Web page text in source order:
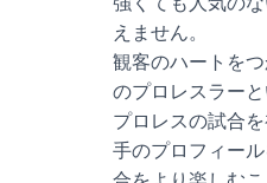
えません。
観客のハートを
のプロレスラーと
プロレスの試合
手のプロフィー